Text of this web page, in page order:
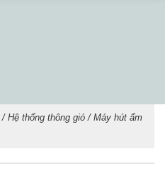
/ Hệ thống thông gió / Máy hút ẩm